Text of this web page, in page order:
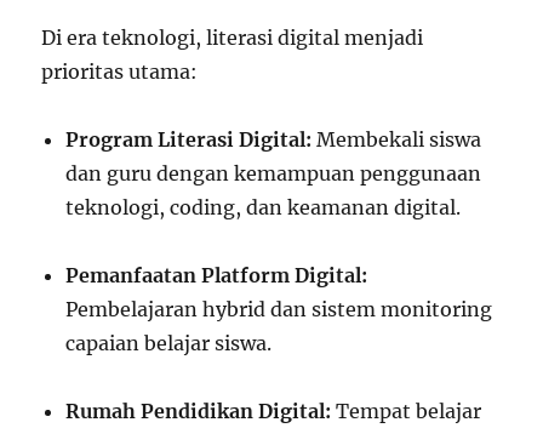
Di era teknologi, literasi digital menjadi
prioritas utama:
Program Literasi Digital: Membekali siswa
dan guru dengan kemampuan penggunaan
teknologi, coding, dan keamanan digital.
Pemanfaatan Platform Digital:
Pembelajaran hybrid dan sistem monitoring
capaian belajar siswa.
Rumah Pendidikan Digital: Tempat belajar